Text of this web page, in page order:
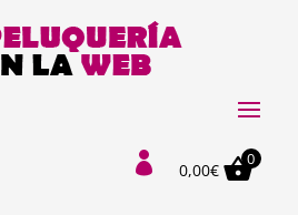
 0,00€
0